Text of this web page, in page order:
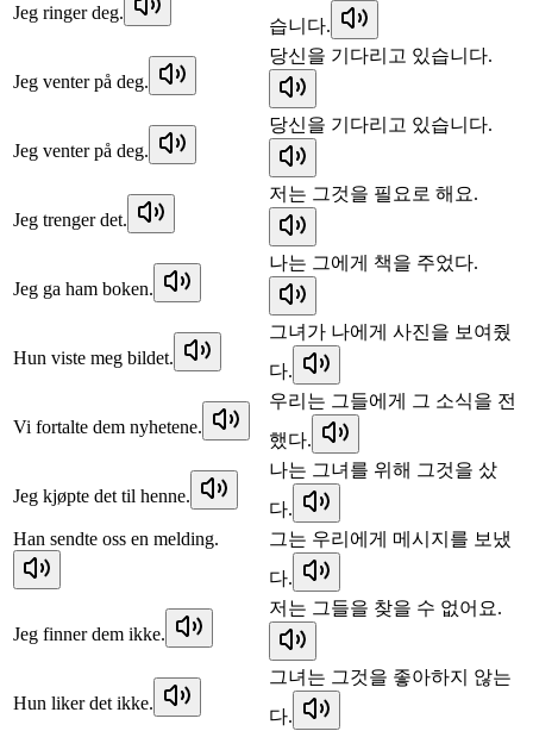
Jeg ringer deg.
습니다.
Jeg venter på deg.
당신을 기다리고 있습니다.
Jeg venter på deg.
당신을 기다리고 있습니다.
Jeg trenger det.
저는 그것을 필요로 해요.
Jeg ga ham boken.
나는 그에게 책을 주었다.
Hun viste meg bildet.
그녀가 나에게 사진을 보여줬
다.
Vi fortalte dem nyhetene.
우리는 그들에게 그 소식을 전
했다.
Jeg kjøpte det til henne.
나는 그녀를 위해 그것을 샀
다.
Han sendte oss en melding.
그는 우리에게 메시지를 보냈
다.
Jeg finner dem ikke.
저는 그들을 찾을 수 없어요.
Hun liker det ikke.
그녀는 그것을 좋아하지 않는
다.